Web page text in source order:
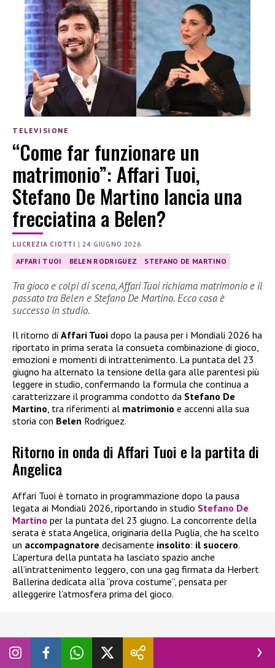
TELEVISIONE
“Come far funzionare un
matrimonio”: Affari Tuoi,
Stefano De Martino lancia una
frecciatina a Belen?
LUCREZIA CIOTTI |24 GIUGNO 2026
AFFARI TUOI BELEN RODRIGUEZ STEFANO DE MARTINO
Tra gioco e colpi di scena, Affari Tuoi richiama matrimonio e il
passato tra Belen e Stefano De Martino. Ecco cosa è
successo in studio.
Il ritorno di Affari Tuoi dopo la pausa per i Mondiali 2026 ha
riportato in prima serata la consueta combinazione di gioco,
emozioni e momenti di intrattenimento. La puntata del 23
giugno ha alternato la tensione della gara alle parentesi più
leggere in studio, confermando la formula che continua a
caratterizzare il programma condotto da Stefano De
Martino , tra riferimenti al matrimonio e accenni alla sua
storia con Belen Rodriguez.
Ritorno in onda di Affari Tuoi e la partita di
Angelica
Affari Tuoi è tornato in programmazione dopo la pausa
legata ai Mondiali 2026, riportando in studio Stefano De
Martino per la puntata del 23 giugno. La concorrente della
serata è stata Angelica, originaria della Puglia, che ha scelto
un accompagnatore decisamente insolito: il suocero.
L’apertura della puntata ha lasciato spazio anche
all’intrattenimento leggero, con una gag firmata da Herbert
Ballerina dedicata alla “prova costume”, pensata per
alleggerire l’atmosfera prima del gioco.